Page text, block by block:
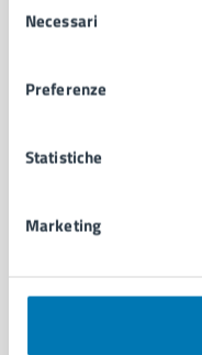
delNecessari
Preferenze
Statistiche
Marketing
Organi di governo
Uffici
Enti e fondazioni
Personale amministrativo